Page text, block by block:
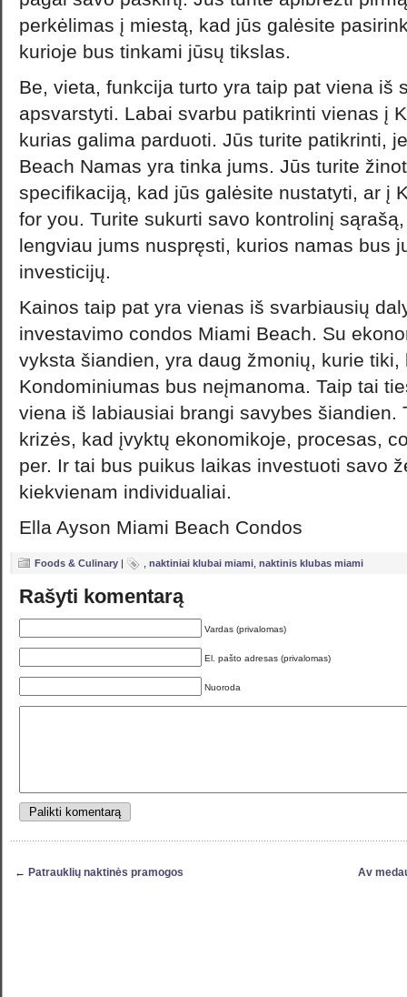
perkėlimas į miestą, kad jūs galėsite
kurioje bus tinkami jūsų tikslas.
Be, vieta, funkcija turto yra taip pat viena iš
apsvarstyti. Labai svarbu patikrinti vienas į
kurias galima parduoti. Jūs turite patikrinti,
Beach Namas yra tinka jums. Jūs turite
specifikaciją, kad jūs galėsite nustatyti, ar į
for you. Turite sukurti savo kontrolinį
lengviau jums nuspręsti, kurios namas bus
investicijų.
Kainos taip pat yra vienas iš svarbiausių
investavimo condos Miami Beach. Su
vyksta šiandien, yra daug žmonių, kurie tiki,
Kondominiumas bus neįmanoma. Taip tai
viena iš labiausiai brangi savybes šiandien.
krizės, kad įvyktų ekonomikoje, procesas,
per. Ir tai bus puikus laikas investuoti savo
kiekvienam individualiai.
Ella Ayson Miami Beach Condos
Foods & Culinary | naktiniai klubai miami naktinis klubas miami
Rašyti komentarą
Vardas (privalomas)
El. pašto adresas (privalomas)
Nuoroda
← Patrauklių naktinės pramogos Av